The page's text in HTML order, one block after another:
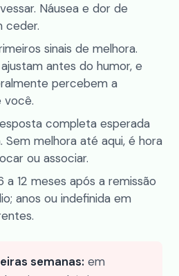
Náusea e dor de
ceder.
sinais de melhora.
antes do humor, e
percebem a
você.
completa esperada
Sem melhora até aqui, é hora
ou associar.
a 12 meses após a remissão
anos ou indefinida em
semanas: em